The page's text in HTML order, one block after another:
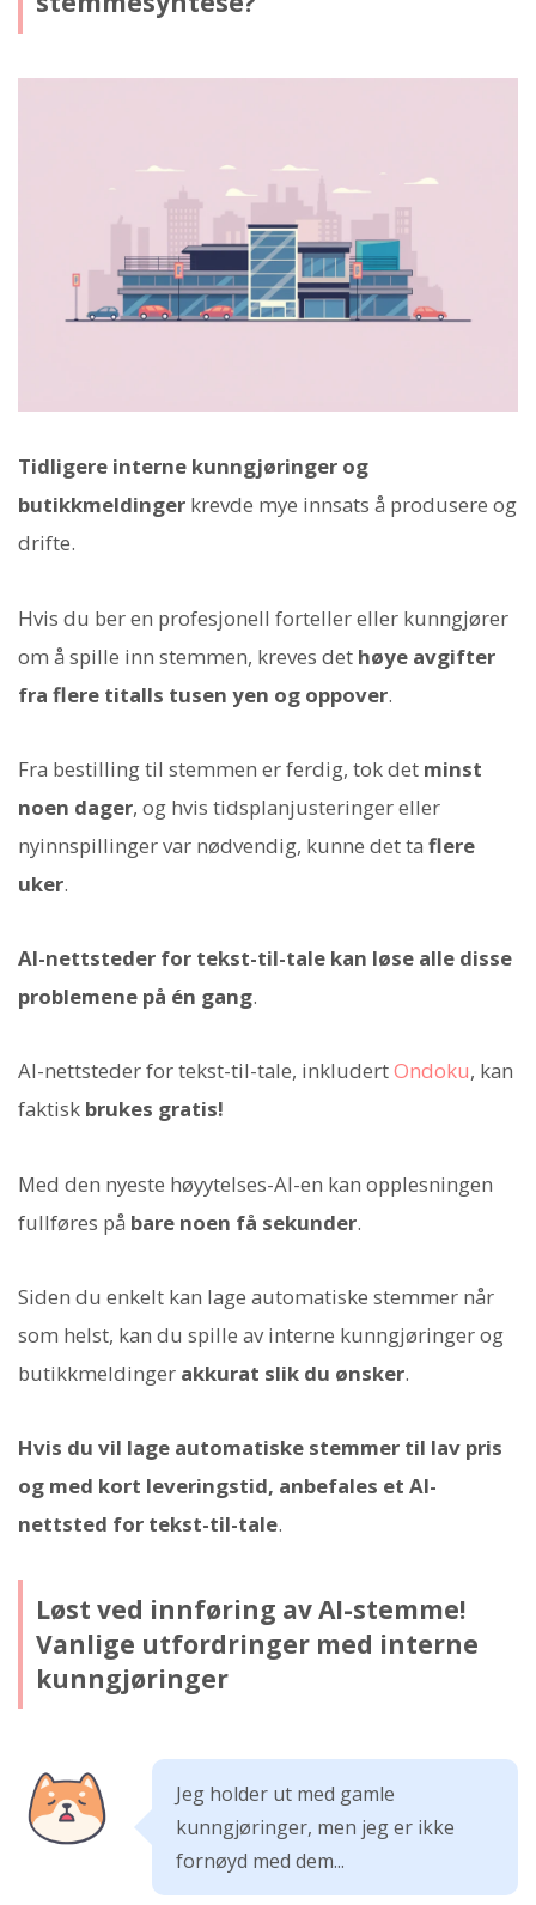
Tidligere interne kunngjøringer og
butikkmeldinger krevde mye innsats å produsere og
drifte.
Hvis du ber en profesjonell forteller eller kunngjører
om å spille inn stemmen, kreves det høye avgifter
fra flere titalls tusen yen og oppover.
Fra bestilling til stemmen er ferdig, tok det minst
noen dager, og hvis tidsplanjusteringer eller
nyinnspillinger var nødvendig, kunne det ta flere
uker.
AI-nettsteder for tekst-til-tale kan løse alle disse
problemene på én gang.
AI-nettsteder for tekst-til-tale, inkludertOndoku, kan
faktisk brukes gratis!
Med den nyeste høyytelses-AI-en kan opplesningen
fullføres på bare noen få sekunder.
Siden du enkelt kan lage automatiske stemmer når
som helst, kan du spille av interne kunngjøringer og
butikkmeldinger akkurat slik du ønsker.
Hvis du vil lage automatiske stemmer til lav pris
og med kort leveringstid, anbefales et AI-
nettsted for tekst-til-tale.
Løst ved innføring av AI-stemme!
Vanlige utfordringer med interne
kunngjøringer
Jeg holder ut med gamle
kunngjøringer, men jeg er ikke
fornøyd med dem...